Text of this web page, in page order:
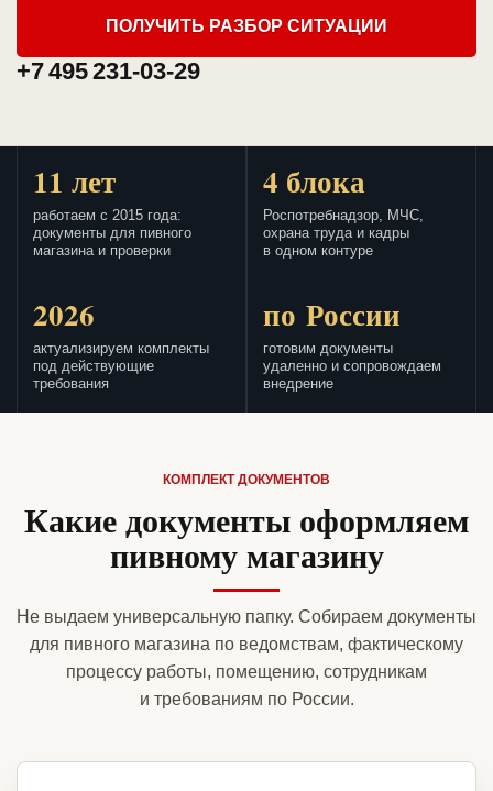
ПОЛУЧИТЬ РАЗБОР СИТУАЦИИ
+7 495 231-03-29
11 лет
работаем с 2015 года:
документы для пивного
магазина и проверки
4 блока
Роспотребнадзор, МЧС,
охрана труда и кадры
в одном контуре
2026
актуализируем комплекты
под действующие
требования
по России
готовим документы
удаленно и сопровождаем
внедрение
КОМПЛЕКТ ДОКУМЕНТОВ
Какие документы оформляем
пивному магазину
Не выдаем универсальную папку. Собираем документы
для пивного магазина по ведомствам, фактическому
процессу работы, помещению, сотрудникам
и требованиям по России.